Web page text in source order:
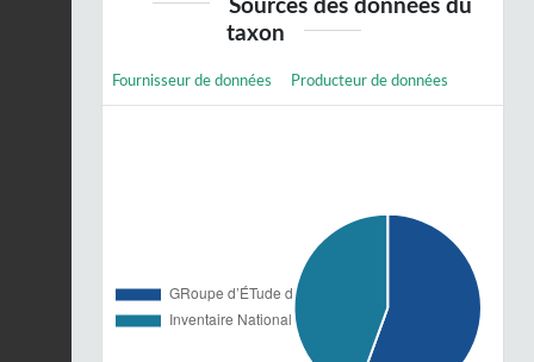
Sources des données du
taxon
Fournisseur de données Producteur de données